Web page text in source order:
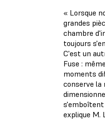
« Lorsque
grandes
chambre
toujours
C'est un
Fuse :
moments
conserve la
explique M.